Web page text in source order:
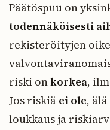
Päätöspuu on
todennäköisesti
rekisteröityjen
riski onkorkea,
Jos riskiä ei ole,
loukkaus ja